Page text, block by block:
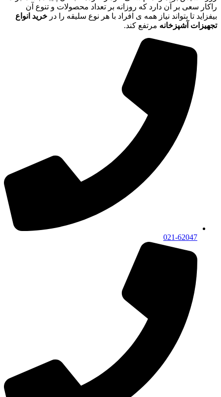
راکار سعی بر آن دارد که روزانه بر تعداد محصولات و تنوع آن
بیفزاید تا بتواند نیاز همه ی افراد با هر نوع سلیقه را در خرید انواع
تجهیزات آشپزخانه مرتفع کند.
021-62047